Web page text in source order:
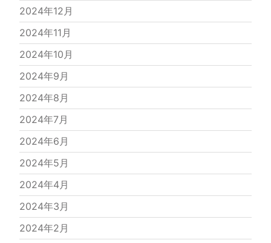
2024年12月
2024年11月
2024年10月
2024年9月
2024年8月
2024年7月
2024年6月
2024年5月
2024年4月
2024年3月
2024年2月